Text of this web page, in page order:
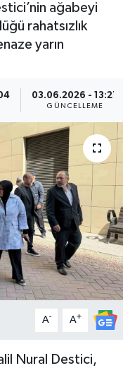
ağabeyi
rahatsızlık
yarın
03.06.2026 - 13:27
GÜNCELLEME
A- A+
Nural Destici,